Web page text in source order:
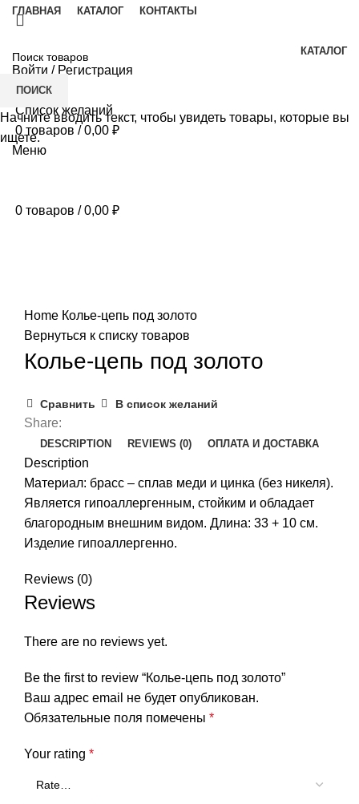
ГЛАВНАЯ КАТАЛОГ КОНТАКТЫ
КАТАЛОГ
Войти / Регистрация
Список желаний
0 товаров / 0,00 ₽
Меню
0 товаров / 0,00 ₽
Home Колье-цепь под золото
Вернуться к списку товаров
Колье-цепь под золото
Сравнить В список желаний
Share:
DESCRIPTION REVIEWS (0) ОПЛАТА И ДОСТАВКА
Description
Материал: брасс – сплав меди и цинка (без никеля).
Является гипоаллергенным, стойким и обладает
благородным внешним видом. Длина: 33 + 10 см.
Изделие гипоаллергенно.
Reviews (0)
Reviews
There are no reviews yet.
Be the first to review “Колье-цепь под золото”
Ваш адрес email не будет опубликован.
Обязательные поля помечены *
Your rating *
ПОИСК
Начните вводить текст, чтобы увидеть товары, которые вы
ищете.